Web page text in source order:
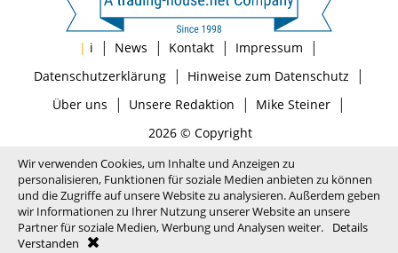
| i | News | Kontakt | Impressum |
Datenschutzerklärung| Hinweise zum Datenschutz |
Über uns | Unsere Redaktion | Mike Steiner|
2026 © Copyright
Wir verwenden Cookies, um Inhalte und Anzeigen zu
personalisieren, Funktionen für soziale Medien anbieten zu können
und die Zugriffe auf unsere Website zu analysieren. Außerdem geben
wir Informationen zu Ihrer Nutzung unserer Website an unsere
Partner für soziale Medien, Werbung und Analysen weiter.
Details
Verstanden